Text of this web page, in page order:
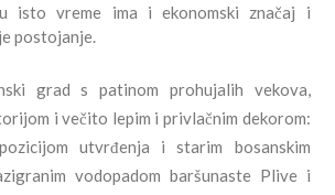
isto vreme ima i ekonomski značaj i
postojanje.
grad s patinom prohujalih vekova,
i večito lepim i privlačnim dekorom:
utvrđenja i starim bosanskim
vodopadom baršunaste Plive i